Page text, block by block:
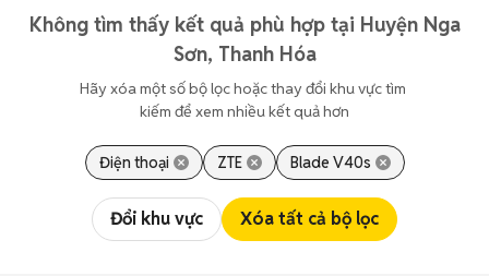
Không tìm thấy kết quả phù hợp tại Huyện Nga
Sơn, Thanh Hóa
Hãy xóa một số bộ lọc hoặc thay đổi khu vực tìm
kiếm để xem nhiều kết quả hơn
Điện thoại ZTE Blade V40s
Đổi khu vực Xóa tất cả bộ lọc